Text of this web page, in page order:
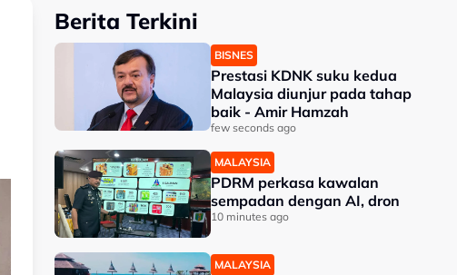
Berita Terkini
BISNES
Prestasi KDNK suku kedua
Malaysia diunjur pada tahap
baik - Amir Hamzah
few seconds ago
MALAYSIA
PDRM perkasa kawalan
sempadan dengan AI, dron
10 minutes ago
MALAYSIA